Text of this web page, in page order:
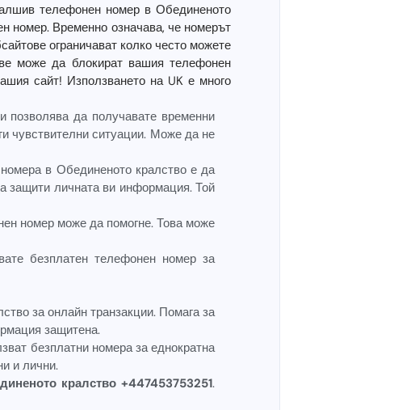
телефонен номер в Обединеното
номер. Временно означава, че номерът
ограничават колко често можете
може да блокират вашия телефонен
сайт! Използването на UK е много
позволява да получавате временни
чувствителни ситуации. Може да не
в Обединеното кралство е да
защити личната ви информация. Той
номер може да помогне. Това може
безплатен телефонен номер за
за онлайн транзакции. Помага за
защитена.
безплатни номера за еднократна
и лични.
кралство +447453753251.